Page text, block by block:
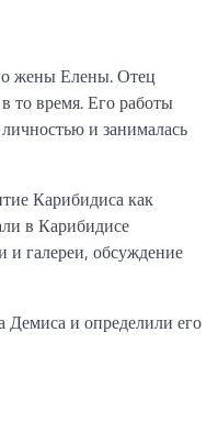
жены Елены. Отец
то время. Его работы
и занималась
Карибидиса как
в Карибидисе
и галереи, обсуждение
и определили его